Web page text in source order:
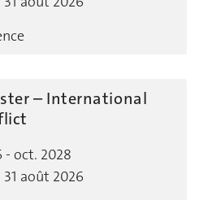
– International
- oct. 2028
31 août 2026